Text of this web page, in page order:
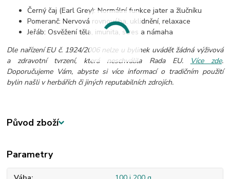
Černý čaj (Earl Grey): Normální funkce jater a žlučníku
Pomeranč: Nervová rovnováha, uklidnění, relaxace
Jeřáb: Osvěžení těla, imunita, stres a námaha
Dle nařízení EU č. 1924/2006 nelze u bylinek uvádět žádná výživová
a zdravotní tvrzení, která neschválila Rada EU.
Více zde.
Doporučujeme Vám, abyste si více informací o tradičním použití
bylin našli v herbářích či jiných reputabilních zdrojích.
Původ zboží
Parametry